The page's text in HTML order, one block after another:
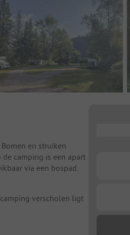
en struiken
camping is een apart
via een bospad.
verscholen ligt